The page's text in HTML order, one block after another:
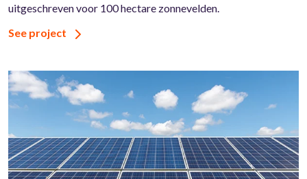
uitgeschreven voor 100 hectare zonnevelden.
See project